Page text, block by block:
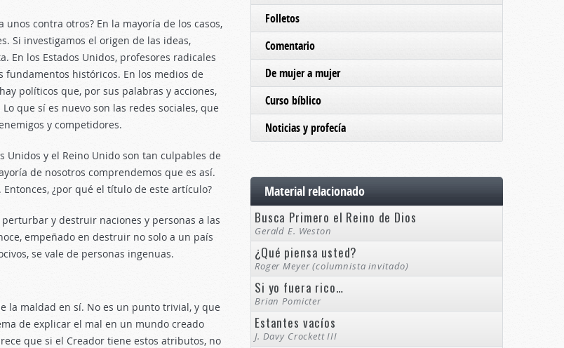
contra otros? En la mayoría de los casos,
Si investigamos el origen de las ideas,
En los Estados Unidos, profesores radicales
históricos. En los medios de
políticos que, por sus palabras y acciones,
que sí es nuevo son las redes sociales, que
y competidores.
Unidos y el Reino Unido son tan culpables de
de nosotros comprendemos que es así.
¿por qué el título de este artículo?
y destruir naciones y personas a las
empeñado en destruir no solo a un país
se vale de personas ingenuas.
la maldad en sí. No es un punto trivial, y que
de explicar el mal en un mundo creado
que si el Creador tiene estos atributos, no
Folletos
Comentario
De mujer a mujer
Curso bíblico
Noticias y profecía
Material relacionado
Busca Primero el Reino de Dios
Gerald E. Weston
¿Qué piensa usted?
Roger Meyer (columnista invitado)
Si yo fuera rico…
Brian Pomicter
Estantes vacíos
J. Davy Crockett III